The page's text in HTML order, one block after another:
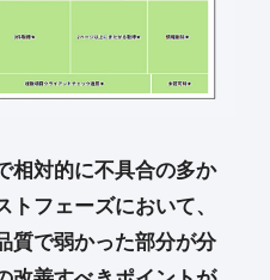
相対的に不具合の多か
フェーズにおいて、
質で弱かった部分が分